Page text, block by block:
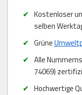
Kostenloser
selben
Grüne
Alle
74069)
Hochwertige